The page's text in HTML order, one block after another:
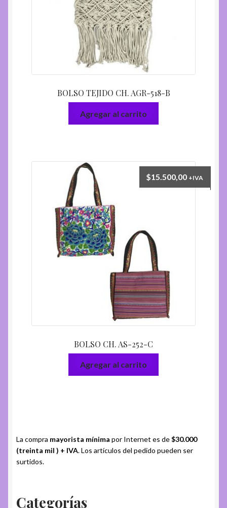
BOLSO TEJIDO CH. AGR-518-B
Agregar al carrito
BOLSO CH. AS-252-C
$15.500,00 +IVA
Agregar al carrito
La compra mayorista mínima por Internet es de$30.000
(treinta mil ) + IVA. Los artículos del pedido pueden ser
surtidos.
Categorías